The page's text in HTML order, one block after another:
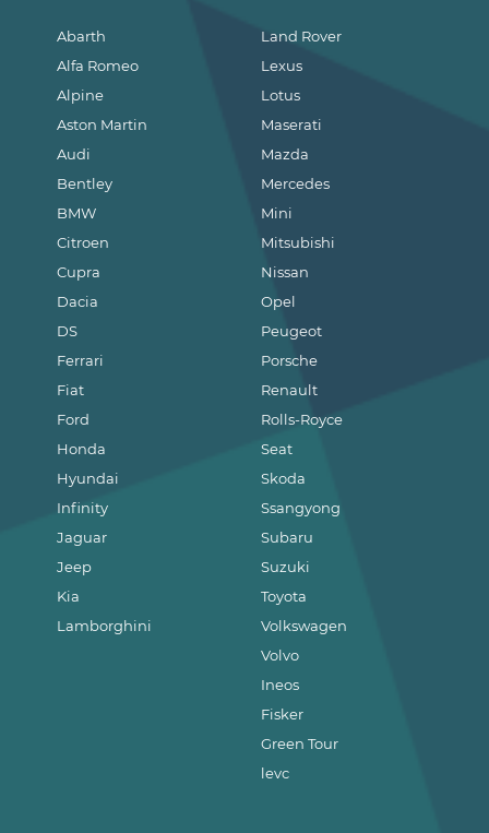
Abarth
Alfa Romeo
Alpine
Aston Martin
Audi
Bentley
BMW
Citroen
Cupra
Dacia
DS
Ferrari
Fiat
Ford
Honda
Hyundai
Infinity
Jaguar
Jeep
Kia
Lamborghini
Land Rover
Lexus
Lotus
Maserati
Mazda
Mercedes
Mini
Mitsubishi
Nissan
Opel
Peugeot
Porsche
Renault
Rolls-Royce
Seat
Skoda
Ssangyong
Subaru
Suzuki
Toyota
Volkswagen
Volvo
Ineos
Fisker
Green Tour
levc